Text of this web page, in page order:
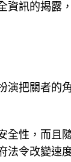
資訊的揭露
演把關者的
全性，而且
法令改變速